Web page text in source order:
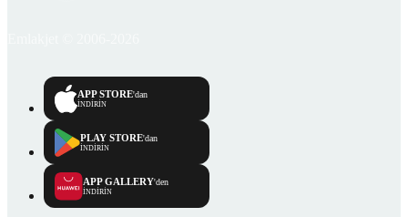
APP STORE'dan
İNDİRİN
PLAY STORE'dan
İNDİRİN
APP GALLERY'den
İNDİRİN